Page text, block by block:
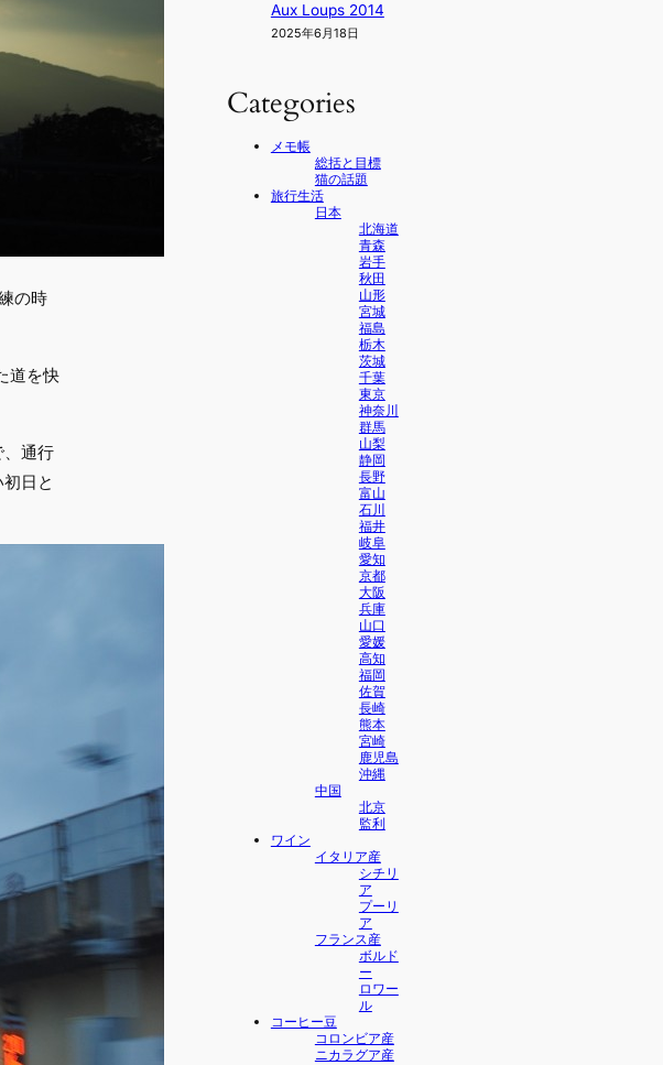
の時
道を快
通行
日と
Aux Loups 2014
2025年6月18日
Categories
メモ帳
総括と目標
猫の話題
旅行生活
日本
北海道
青森
岩手
秋田
山形
宮城
福島
栃木
茨城
千葉
東京
神奈川
群馬
山梨
静岡
長野
富山
石川
福井
岐阜
愛知
京都
大阪
兵庫
山口
愛媛
高知
福岡
佐賀
長崎
熊本
宮崎
鹿児島
沖縄
中国
北京
監利
ワイン
イタリア産
シチリ
ア
プーリ
ア
フランス産
ボルド
ー
ロワー
ル
コーヒー豆
コロンビア産
ニカラグア産